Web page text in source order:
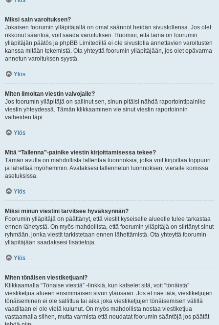
Miksi sain varoituksen?
Jokaisen foorumin ylläpitäjällä on omat säännöt heidän sivustollensa. Jos olet
rikkonut sääntöä, voit saada varoituksen. Huomioi, että tämä on foorumin
ylläpitäjän päätös ja phpBB Limitedillä ei ole sivustolla annettavien varoitusten
kanssa mitään tekemistä. Ota yhteyttä foorumin ylläpitäjään, jos olet epävarma
annetun varoituksen syystä.
Ylös
Miten ilmoitan viestin valvojalle?
Jos foorumin ylläpitäjä on sallinut sen, sinun pitäisi nähdä raportointipainike
viestin yhteydessä. Tämän klikkaaminen vie sinut viestin raportoinnin
vaiheiden läpi.
Ylös
Mitä “Tallenna”-painike viestin kirjoittamisessa tekee?
Tämän avulla on mahdollista tallentaa luonnoksia, jotka voit kirjoittaa loppuun
ja lähettää myöhemmin. Avataksesi tallennetun luonnoksen, vieraile komissa
asetuksissa.
Ylös
Miksi minun viestini tarvitsee hyväksynnän?
Foorumin ylläpitäjä on päättänyt, että viestit kyseiselle alueelle tulee tarkastaa
ennen lähetystä. On myös mahdollista, että foorumin ylläpitäjä on siirtänyt sinut
ryhmään, jonka viestit tarkistetaan ennen lähettämistä. Ota yhteyttä foorumin
ylläpitäjään saadaksesi lisätietoja.
Ylös
Miten tönäisen viestiketjuani?
Klikkaamalla “Tönaise viestiä” -linkkiä, kun katselet sitä, voit “tönäistä”
viestiketjua alueen ensimmäisen sivun yläosaan. Jos et näe tätä, viestiketjujen
tönäiseminen ei ole sallittua tai aika joka viestiketjujen tönäisemisen välillä
vaaditaan ei ole vielä kulunut. On myös mahdollista nostaa viestiketjua
vastaamalla siihen, mutta varmista että noudatat foorumin sääntöjä jos päätät